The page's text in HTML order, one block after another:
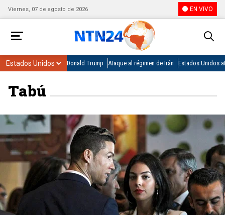
Viernes, 07 de agosto de 2026 EN VIVO
Donald Trump Ataque al régimen de Irán Estados Unidos
Tabú